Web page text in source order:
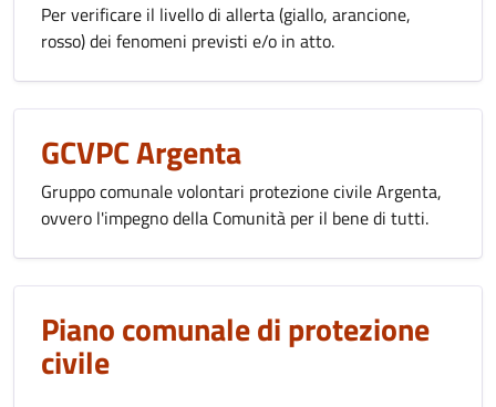
Per verificare il livello di allerta (giallo, arancione,
rosso) dei fenomeni previsti e/o in atto.
GCVPC Argenta
Gruppo comunale volontari protezione civile Argenta,
ovvero l'impegno della Comunità per il bene di tutti.
Piano comunale di protezione
civile